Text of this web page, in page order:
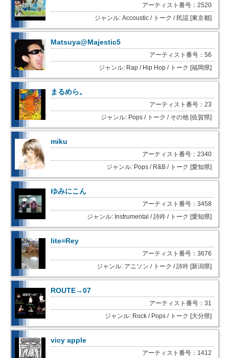
アーティスト番号：2520
ジャンル: Accoustic / トーク / 民謡 [東京都]
Matsuya@Majestic5
アーティスト番号：56
ジャンル: Rap / Hip Hop / トーク [福岡県]
まるめら。
アーティスト番号：23
ジャンル: Pops / トーク / その他 [佐賀県]
miku
アーティスト番号：2340
ジャンル: Pops / R&B / トーク [愛知県]
ゆみにこん
アーティスト番号：3458
ジャンル: Instrumental / 詩吟 / トーク [愛知県]
lite=Rey
アーティスト番号：3676
ジャンル: アニソン / トーク / 詩吟 [新潟県]
ROUTE→07
アーティスト番号：31
ジャンル: Rock / Pops / トーク [大分県]
vicy apple
アーティスト番号：1412